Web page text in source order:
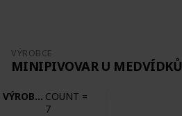
VÝROBCE
MINIPIVOVAR U MEDVÍDKŮ
VÝROBCE COUNT =
7